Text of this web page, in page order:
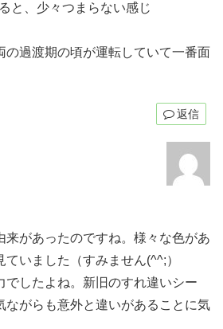
と、少々つまらない感じ
の過渡期の頃が運転していて一番面
返信
来があったのですね。様々な色があ
いました（すみません(^^;）
でしたよね。新旧のすれ違いシー
ながらも意外と違いがあることに気